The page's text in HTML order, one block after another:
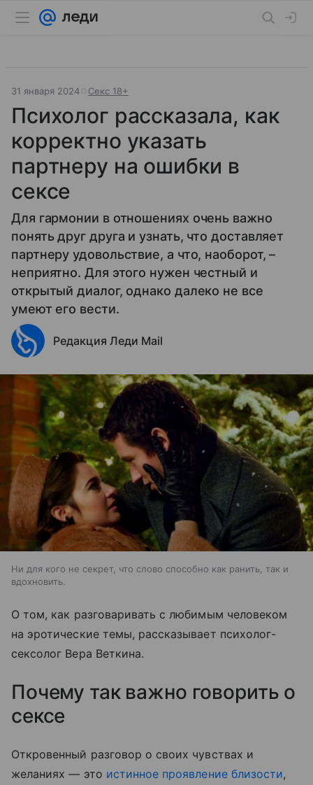
31 января 2024 Секс 18+
Психолог рассказала, как
корректно указать
партнеру на ошибки в
сексе
Для гармонии в отношениях очень важно
понять друг друга и узнать, что доставляет
партнеру удовольствие, а что, наоборот, –
неприятно. Для этого нужен честный и
открытый диалог, однако далеко не все
умеют его вести.
Редакция Леди Mail
Ни для кого не секрет, что слово способно как ранить, так и
вдохновить.
О том, как разговаривать с любимым человеком
на эротические темы, рассказывает психолог-
сексолог Вера Веткина.
Почему так важно говорить о
сексе
Откровенный разговор о своих чувствах и
желаниях — это истинное проявление близости,